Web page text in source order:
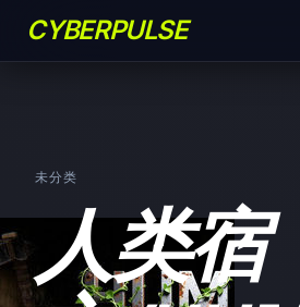
CYBERPULSE
未分类
人类宿